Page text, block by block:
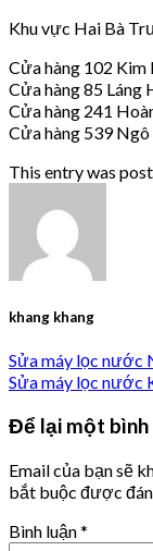
Khu vực Hai Bà
Cửa hàng 102 Kim
Cửa hàng 85 Láng
Cửa hàng 241
Cửa hàng 539
This entry was
khang khang
Sửa máy lọc nước
Sửa máy lọc nước
Để lại một bình
Email của bạn sẽ
bắt buộc được
Bình luận*